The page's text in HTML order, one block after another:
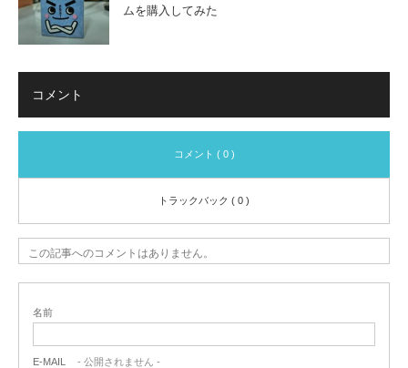
ムを購入してみた
コメント
コメント ( 0 )
トラックバック ( 0 )
この記事へのコメントはありません。
名前
E-MAIL - 公開されません -